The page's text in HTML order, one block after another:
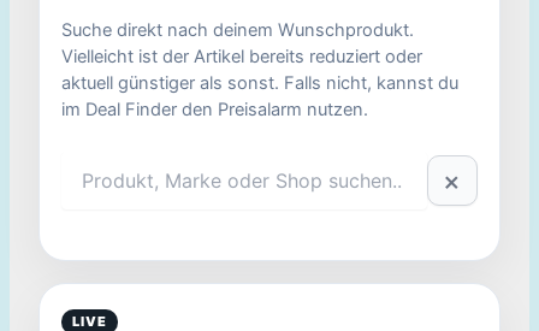
Suche direkt nach deinem Wunschprodukt.
Vielleicht ist der Artikel bereits reduziert oder
aktuell günstiger als sonst. Falls nicht, kannst du
im Deal Finder den Preisalarm nutzen.
×
LIVE